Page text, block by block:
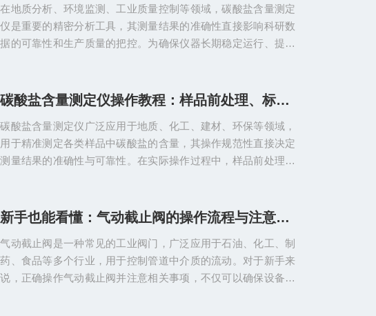
在地质分析、环境监测、工业质量控制等领域，碳酸盐含量测定
仪是重要的精密分析工具，其测量结果的准确性直接影响科研数
据的可靠性和生产质量的把控。为确保仪器长期稳定运行、提升
开展。仪器校准是保障测量精度的核心环节，需遵循规范流程，
良好、无阳光直射、温度稳定的环境中，通电预热至状态稳定，
同时准备好已知碳酸盐含量的标准样...
碳酸盐含量测定仪操作教程：样品前处理、标定与测量注意事项
碳酸盐含量测定仪广泛应用于地质、化工、建材、环保等领域，
用于精准测定各类样品中碳酸盐的含量，其操作规范性直接决定
测量结果的准确性与可靠性。在实际操作过程中，样品前处理不
盐含量测定仪的完整操作流程，重点说明样品前处理、标定及测
导。样品前处理是确保测量精度的基础，核心是将样品制备成均
匀、纯净的待测液，避免杂质干扰测量...
新手也能看懂：气动截止阀的操作流程与注意事项
气动截止阀是一种常见的工业阀门，广泛应用于石油、化工、制
药、食品等多个行业，用于控制管道中介质的流动。对于新手来
说，正确操作气动截止阀并注意相关事项，不仅可以确保设备的